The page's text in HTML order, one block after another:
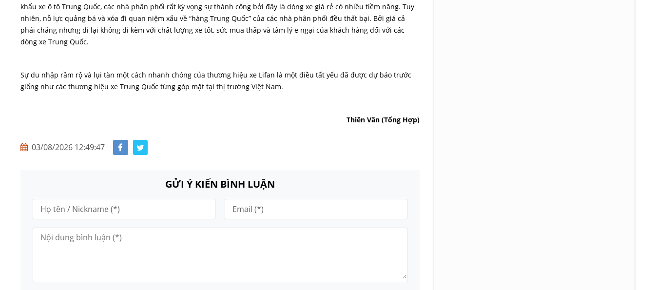
khẩu xe ô tô Trung Quốc, các nhà phân phối rất kỳ vọng sự thành công bởi đây là dòng xe giá rẻ có nhiều tiềm năng. Tuy
nhiên, nỗ lực quảng bá và xóa đi quan niệm xấu về “hàng Trung Quốc” của các nhà phân phối đều thất bại. Bởi giá cả
phải chăng nhưng đi lại không đi kèm với chất lượng xe tốt, sức mua thấp và tâm lý e ngại của khách hàng đối với các
dòng xe Trung Quốc.
Sự du nhập rầm rộ và lụi tàn một cách nhanh chóng của thương hiệu xe Lifan là một điều tất yếu đã được dự báo trước
giống như các thương hiệu xe Trung Quốc từng góp mặt tại thị trường Việt Nam.
Thiên Vân (Tổng Hợp)
03/08/2026 12:49:47
GỬI Ý KIẾN BÌNH LUẬN